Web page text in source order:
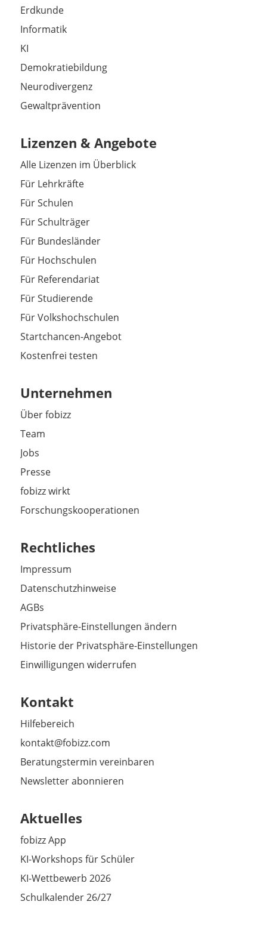
Erdkunde
Informatik
KI
Demokratiebildung
Neurodivergenz
Gewaltprävention
Lizenzen & Angebote
Alle Lizenzen im Überblick
Für Lehrkräfte
Für Schulen
Für Schulträger
Für Bundesländer
Für Hochschulen
Für Referendariat
Für Studierende
Für Volkshochschulen
Startchancen-Angebot
Kostenfrei testen
Unternehmen
Über fobizz
Team
Jobs
Presse
fobizz wirkt
Forschungskooperationen
Rechtliches
Impressum
Datenschutzhinweise
AGBs
Privatsphäre-Einstellungen ändern
Historie der Privatsphäre-Einstellungen
Einwilligungen widerrufen
Kontakt
Hilfebereich
kontakt@fobizz.com
Beratungstermin vereinbaren
Newsletter abonnieren
Aktuelles
fobizz App
KI-Workshops für Schüler
KI-Wettbewerb 2026
Schulkalender 26/27